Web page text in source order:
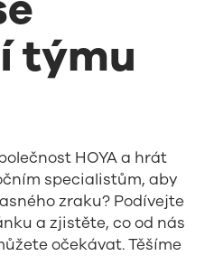
týmu
HOYA a hrát
specialistům, aby
zraku? Podívejte
a zjistěte, co od nás
očekávat. Těšíme